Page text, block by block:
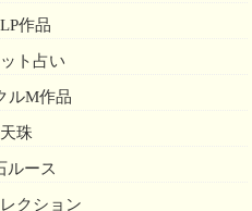
作品
ト占い
ルM作品
天珠
ルース
クション